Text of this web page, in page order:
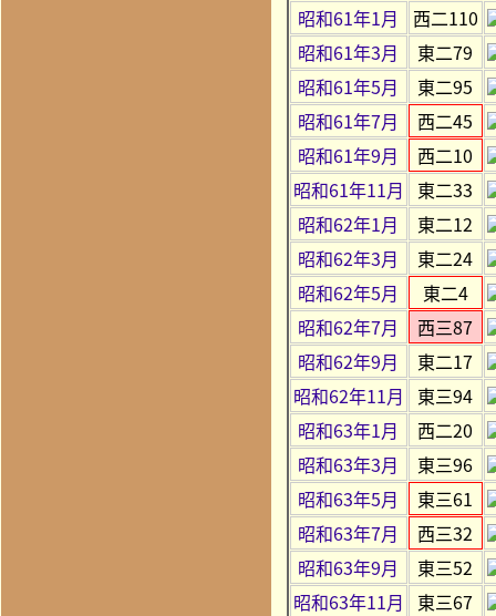
昭和61年1月
西二110
昭和61年3月
東二79
昭和61年5月
東二95
昭和61年7月
西二45
昭和61年9月
西二10
昭和61年11月
東二33
昭和62年1月
東二12
昭和62年3月
東二24
昭和62年5月
東二4
昭和62年7月
西三87
昭和62年9月
東二17
昭和62年11月
東三94
昭和63年1月
西二20
昭和63年3月
東三96
昭和63年5月
東三61
昭和63年7月
西三32
昭和63年9月
東三52
昭和63年11月
東三67